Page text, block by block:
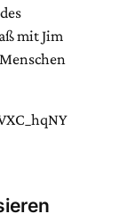
mit Jim